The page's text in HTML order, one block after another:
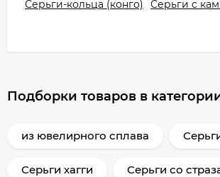
Серьги-кольца (конго) Серьги с
Подборки товаров в
из ювелирного сплава
Серьги хагги Серьги со